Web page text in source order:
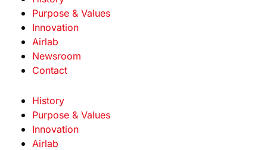
Purpose & Values
Innovation
Airlab
Newsroom
Contact
History
Purpose & Values
Innovation
Airlab